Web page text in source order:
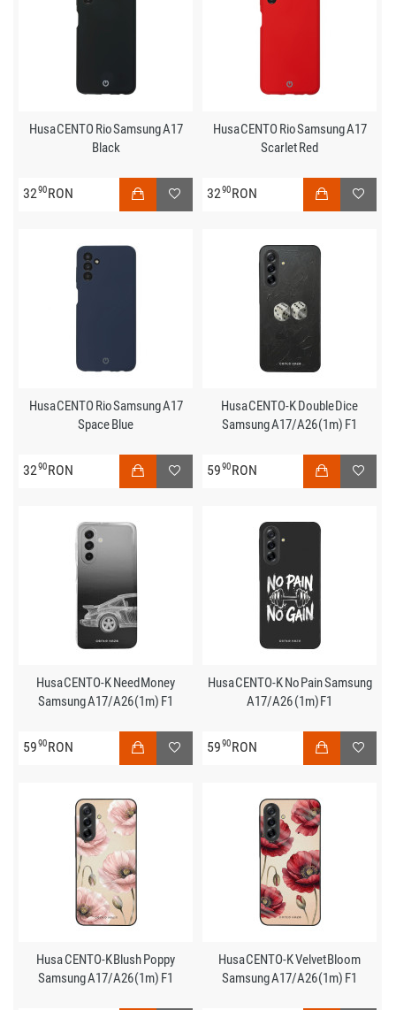
Husa CENTO Rio Samsung A17
Black
3290RON
Husa CENTO Rio Samsung A17
Scarlet Red
3290RON
Husa CENTO Rio Samsung A17
Space Blue
3290RON
Husa CENTO-K Double Dice
Samsung A17/A26 (1m) F1
5990RON
Husa CENTO-K Need Money
Samsung A17/A26 (1m) F1
5990RON
Husa CENTO-K No Pain Samsung
A17/A26 (1m) F1
5990RON
Husa CENTO-K Blush Poppy
Samsung A17/A26 (1m) F1
Husa CENTO-K Velvet Bloom
Samsung A17/A26 (1m) F1